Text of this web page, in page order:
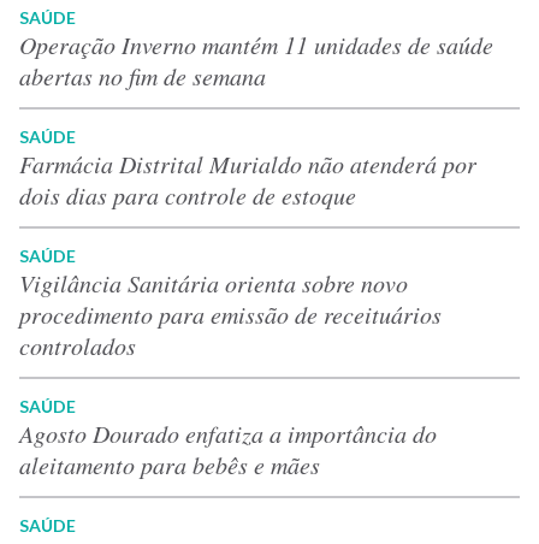
SAÚDE
Operação Inverno mantém 11 unidades de saúde
abertas no fim de semana
SAÚDE
Farmácia Distrital Murialdo não atenderá por
dois dias para controle de estoque
SAÚDE
Vigilância Sanitária orienta sobre novo
procedimento para emissão de receituários
controlados
SAÚDE
Agosto Dourado enfatiza a importância do
aleitamento para bebês e mães
SAÚDE